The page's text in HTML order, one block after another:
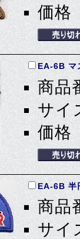
価格
EA-6B マ
商品
サイ
価格
EA-6B 半
商品
サイ